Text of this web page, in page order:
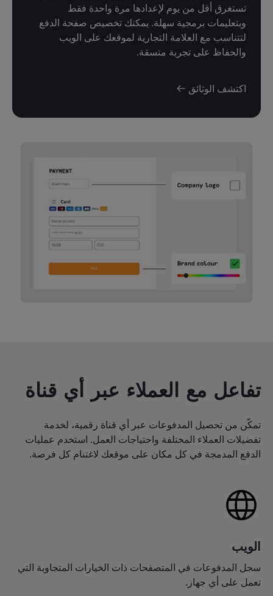
تستغرق أقل من يوم لإعدادها مرة واحدة فقط
وبتعليمات برمجية سهلة. يمكنك تخصيص صفحة الدفع
لتتناسب مع العلامة التجارية لموقعك على الويب
والحفاظ على تجربة متسقة.
اكتشف الوثائق
تفاعل مع العملاء عبر أي قناة
تمكّن من تحصيل المدفوعات عبر أي قناة رقمية، لخدمة
تفضيلات العملاء المختلفة واحتياجات العمل. استخدم عمليات
الدفع المدمجة في كل مكان على موقعك لاغتنام كل فرصة.
الويب
سجل المدفوعات في المتصفحات ذات الخيارات المتجاوبة التي
تعمل على أي جهاز.